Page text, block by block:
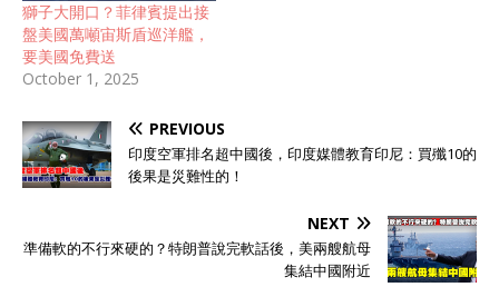
獅子大開口？菲律賓提出接
盤美國萬噸宙斯盾巡洋艦，
要美國免費送
October 1, 2025
PREVIOUS
印度空軍排名超中國後，印度媒體教育印尼：買殲10的
後果是災難性的！
NEXT
準備軟的不行來硬的？特朗普說完軟話後，美兩艘航母
集結中國附近